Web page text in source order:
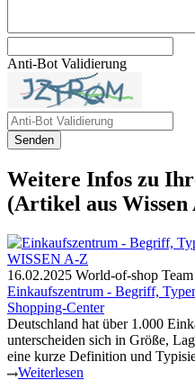
Anti-Bot Validierung
Senden
Weitere Infos zu
(Artikel aus Wissen
16.02.2025 World-of-shop Team
Einkaufszentrum - Begriff,
Shopping-Center
Deutschland hat über 1.000
unterscheiden sich in Größe,
eine kurze Definition und
Weiterlesen